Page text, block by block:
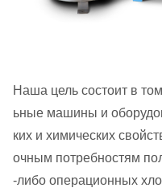
Наша цель состоит в
ьные машины и
ких и химических
очным потребностям
-либо операционных